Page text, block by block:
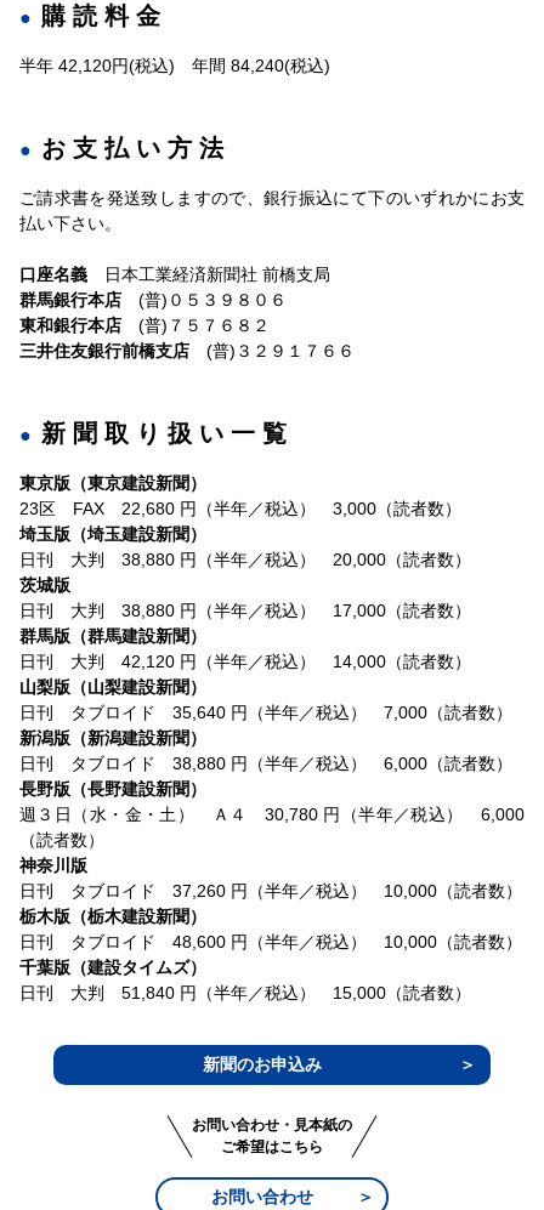
購読料金
半年 42,120円(税込) 年間 84,240(税込)
お支払い方法
ご請求書を発送致しますので、銀行振込にて下のいずれかにお支
払い下さい。
口座名義 日本工業経済新聞社 前橋支局
群馬銀行本店 (普)０５３９８０６
東和銀行本店 (普)７５７６８２
三井住友銀行前橋支店 (普)３２９１７６６
新聞取り扱い一覧
東京版（東京建設新聞）
23区 FAX 22,680 円（半年／税込） 3,000（読者数）
埼玉版（埼玉建設新聞）
日刊 大判 38,880 円（半年／税込） 20,000（読者数）
茨城版
日刊 大判 38,880 円（半年／税込） 17,000（読者数）
群馬版（群馬建設新聞）
日刊 大判 42,120 円（半年／税込） 14,000（読者数）
山梨版（山梨建設新聞）
日刊 タブロイド 35,640 円（半年／税込） 7,000（読者数）
新潟版（新潟建設新聞）
日刊 タブロイド 38,880 円（半年／税込） 6,000（読者数）
長野版（長野建設新聞）
週３日（水・金・土） Ａ４ 30,780 円（半年／税込） 6,000
（読者数）
神奈川版
日刊 タブロイド 37,260 円（半年／税込） 10,000（読者数）
栃木版（栃木建設新聞）
日刊 タブロイド 48,600 円（半年／税込） 10,000（読者数）
千葉版（建設タイムズ）
日刊 大判 51,840 円（半年／税込） 15,000（読者数）
新聞のお申込み
お問い合わせ・見本紙の
ご希望はこちら
お問い合わせ